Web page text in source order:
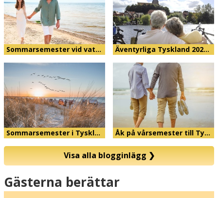
Sommarsemester vid vat… Äventyrliga Tyskland 202…
Sommarsemester i Tyskl… Åk på vårsemester till Ty…
Visa alla blogginlägg❯
Karta
Gästerna berättar